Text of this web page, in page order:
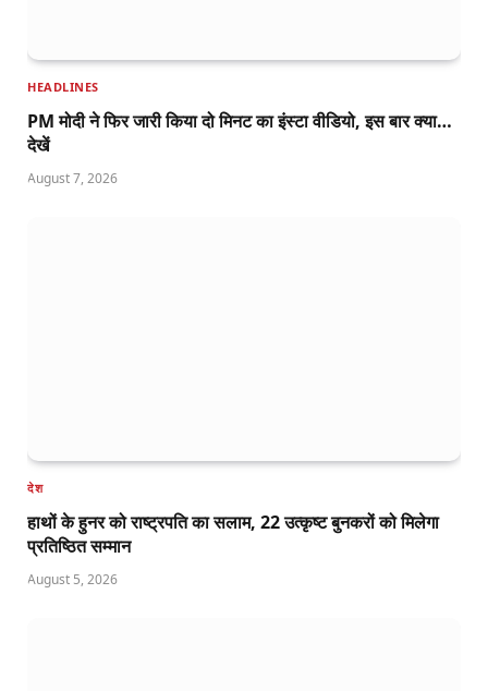
HEADLINES
PM मोदी ने फिर जारी किया दो मिनट का इंस्टा वीडियो, इस बार क्या…
देखें
August 7, 2026
देश
हाथों के हुनर को राष्ट्रपति का सलाम, 22 उत्कृष्ट बुनकरों को मिलेगा
प्रतिष्ठित सम्मान
August 5, 2026